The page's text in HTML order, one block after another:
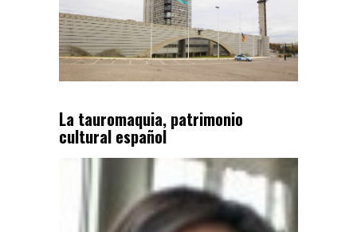
La tauromaquia, patrimonio
cultural español